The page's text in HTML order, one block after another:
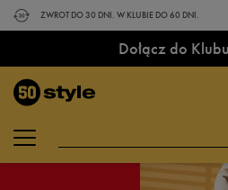
ZWROT DO 30 DNI. W KLUBIE DO 60 DNI.
Dołącz do